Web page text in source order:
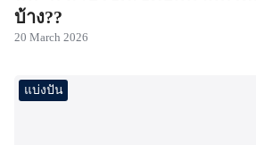
บ้าง??
20 March 2026
แบ่งปัน